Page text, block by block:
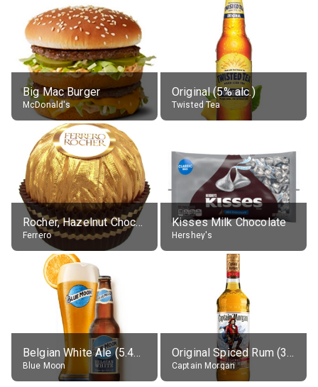
Big Mac Burger
McDonald's
Original (5% alc.)
Twisted Tea
Rocher, Hazelnut Chocolate Ball
Ferrero
Kisses Milk Chocolate
Hershey's
Belgian White Ale (5.4% alc.)
Blue Moon
Original Spiced Rum (35% alc.)
Captain Morgan